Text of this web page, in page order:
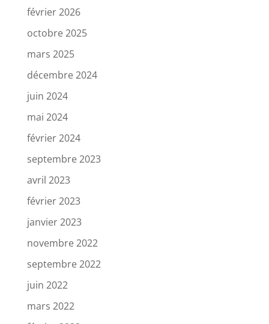
février 2026
octobre 2025
mars 2025
décembre 2024
juin 2024
mai 2024
février 2024
septembre 2023
avril 2023
février 2023
janvier 2023
novembre 2022
septembre 2022
juin 2022
mars 2022